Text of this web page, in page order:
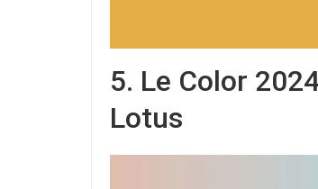
5. Le Color
Lotus